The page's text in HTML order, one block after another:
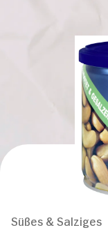
Süßes & Salziges